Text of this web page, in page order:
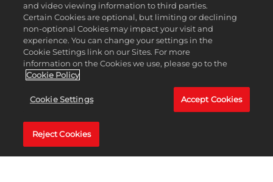
and video viewing information to third parties.
Certain Cookies are optional, but limiting or declining
non-optional Cookies may impact your visit and
experience. You can change your settings in the
Cookie Settings link on our Sites. For more
information on the Cookies we use, please go to the
Cookie Policy
Cookie Settings Accept Cookies
Reject Cookies